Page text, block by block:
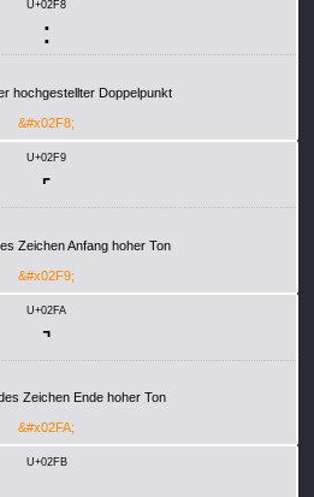
U+02F8
˸
hochgestellter Doppelpunkt
&#x02F8;
U+02F9
˹
Zeichen Anfang hoher Ton
&#x02F9;
U+02FA
˺
Zeichen Ende hoher Ton
&#x02FA;
U+02FB